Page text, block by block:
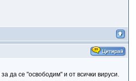
да се "освободим" и от всички вируси.